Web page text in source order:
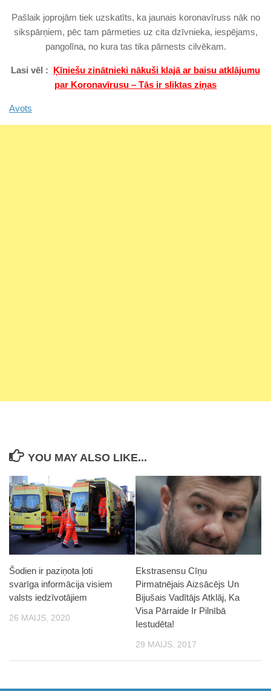
Pašlaik joprojām tiek uzskatīts, ka jaunais koronavīruss nāk no
sikspārņiem, pēc tam pārmeties uz cita dzīvnieka, iespējams,
pangolīna, no kura tas tika pārnests cilvēkam.
Lasi vēl : Ķīniešu zinātnieki nākuši klajā ar baisu atklājumu
par Koronavīrusu – Tās ir sliktas ziņas
Avots
YOU MAY ALSO LIKE...
Šodien ir paziņota ļoti
svarīga informācija visiem
valsts iedzīvotājiem
26 MAIJS, 2020
Ekstrasensu Cīņu
Pirmatnējais Aizsācējs Un
Bijušais Vadītājs Atklāj, Ka
Visa Pārraide Ir Pilnībā
Iestudēta!
29 MAIJS, 2017